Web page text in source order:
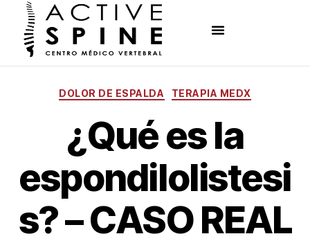
DOLOR DE ESPALDA TERAPIA MEDX
¿Qué es la
espondilolistesi
s? – CASO REAL